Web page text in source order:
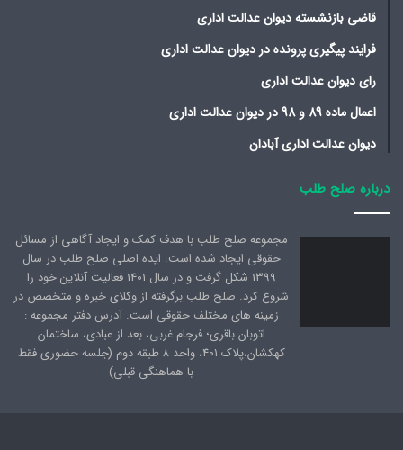
قاضی بازنشسته دیوان عدالت اداری
فرایند پیگیری پرونده در دیوان عدالت اداری
رای دیوان عدالت اداری
اعمال ماده 89 و 98 در دیوان عدالت اداری
دیوان عدالت اداری آبادان
درباره صلح طلب
مجموعه صلح طلب با هدف کمک و ایجاد آگاهی از مسائل
حقوقی ایجاد شده است. ایده اصلی صلح طلب در سال
1399 شکل گرفت و در سال 1401 فعالیت آنلاین خود را
شروع کرد. صلح طلب برگرفته از وکلای خبره و متخصص در
زمینه های مختلف حقوقی است. آدرس دفتر مجموعه :
اتوبان باقری؛ فرجام غربی، بعد از عبادی، ساختمان
کهکشان،پلاک ۴۰۱، واحد ۸ طبقه دوم (جلسه حضوری فقط
با هماهنگی قبلی)